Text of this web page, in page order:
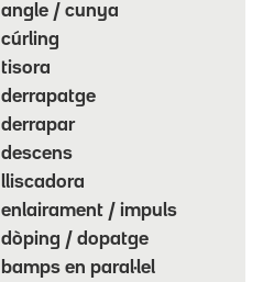
angle / cunya
cúrling
tisora
derrapatge
derrapar
descens
lliscadora
enlairament / impuls
dòping / dopatge
bamps en paral·lel